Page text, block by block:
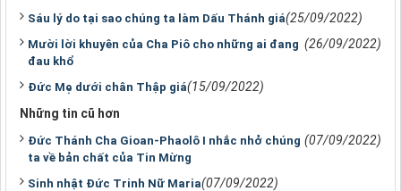
Sáu lý do tại sao chúng ta làm Dấu Thánh giá(25/09/2022)
Mười lời khuyên của Cha Piô cho những ai đang
đau khổ
(26/09/2022)
Đức Mẹ dưới chân Thập giá(15/09/2022)
Những tin cũ hơn
Đức Thánh Cha Gioan-Phaolô I nhắc nhở chúng
ta về bản chất của Tin Mừng
(07/09/2022)
Sinh nhật Đức Trinh Nữ Maria(07/09/2022)